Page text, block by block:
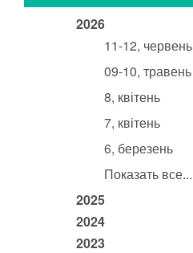
2026
11-12, червень
09-10, травень
8, квітень
7, квітень
6, березень
Показать все...
2025
2024
2023